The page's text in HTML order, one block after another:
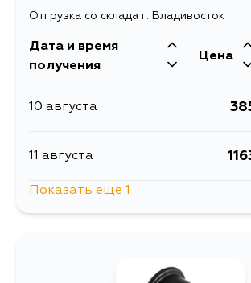
17 августа
5 сентября
Отгрузка со склада г. Владивосток
Дата и время
получения
Цена
10 августа
11 августа
Показать еще 1